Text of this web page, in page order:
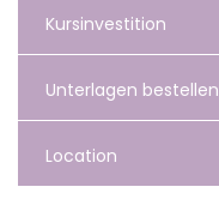
Kursinvestition
Unterlagen bestellen
Location